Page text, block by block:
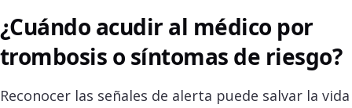
¿Cuándo acudir al médico por
trombosis o síntomas de riesgo?
Reconocer las señales de alerta puede salvar la vida